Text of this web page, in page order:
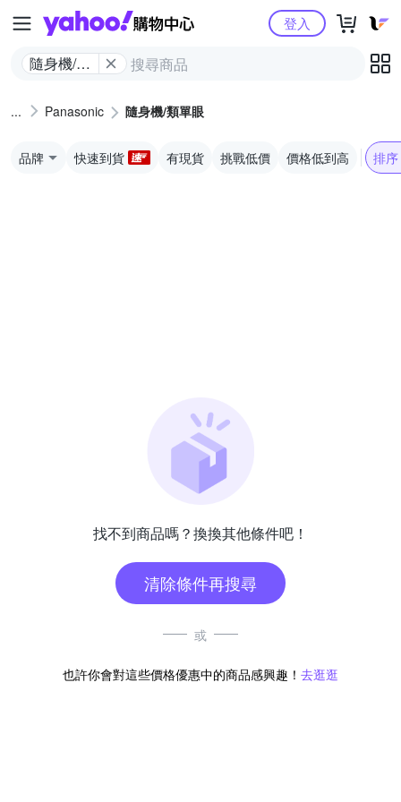
Yahoo購物中心
隨身機/類
登入
Panasonic 隨身機/類單眼
品牌 快速到貨 有現貨 挑戰低價 價格低到高 排序
找不到商品嗎？換換其他條件吧！
清除條件再搜尋
或
也許你會對這些價格優惠中的商品感興趣！ 去逛逛